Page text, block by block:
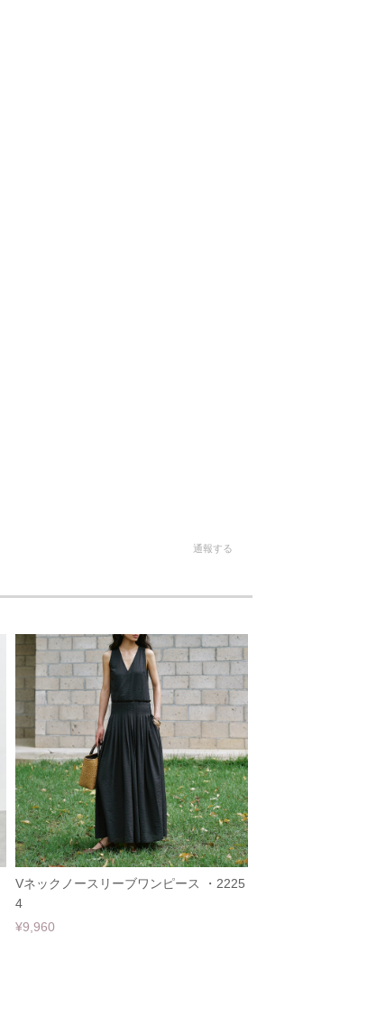
通報する
Vネックノースリーブワンピース ・2225
4
¥9,960